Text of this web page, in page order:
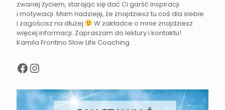
zwanej życiem, starając się dać Ci garść inspiracji
i motywacji. Mam nadzieję, że znajdziesz tu coś dla siebie
i zagościsz na dłużej
W zakładce o mnie znajdziesz
więcej informacji. Zapraszam do lektury i kontaktu!
Kamila Frontino Slow Life Coaching